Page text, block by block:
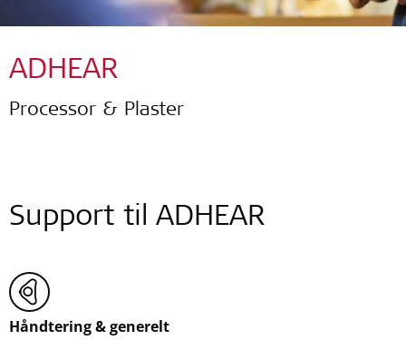
ADHEAR
Processor & Plaster
Support til ADHEAR
Håndtering & generelt